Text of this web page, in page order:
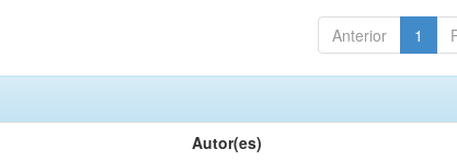
Anterior 1
Autor(es)